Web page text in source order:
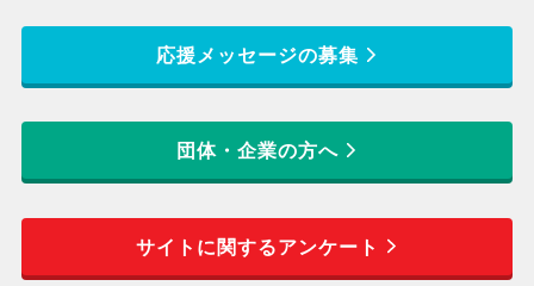
応援メッセージの募集
団体・企業の方へ
サイトに関するアンケート